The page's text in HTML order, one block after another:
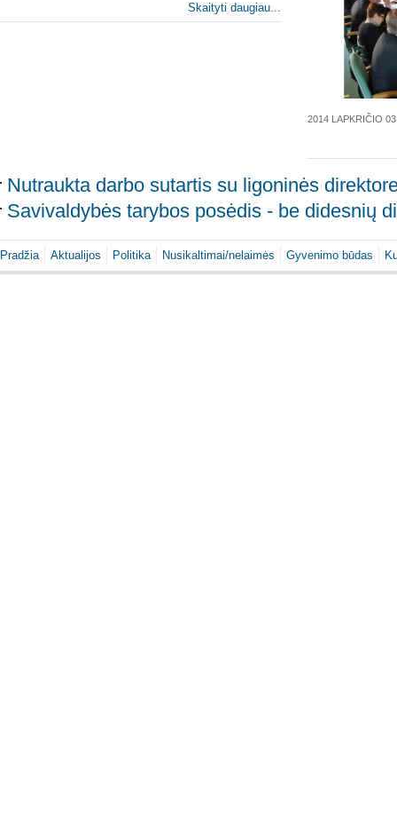
Skaityti daugiau...
2014 LAPKRIČIO 03
Nutraukta darbo sutartis su ligoninės
Savivaldybės tarybos posėdis - be didesnių
Pradžia Aktualijos Politika Nusikaltimai/nelaimės Gyvenimo būdas